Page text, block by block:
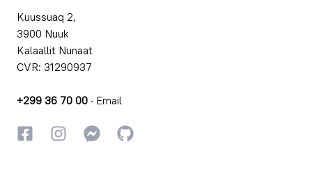
Kuussuaq 2,
3900 Nuuk
Kalaallit Nunaat
CVR: 31290937
+299 36 70 00 · Email
FacebookkiInstagrammiInstagrammi
GitHub